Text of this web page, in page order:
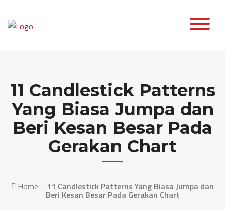
content
11 Candlestick Patterns
Yang Biasa Jumpa dan
Beri Kesan Besar Pada
Gerakan Chart
Home 11 Candlestick Patterns Yang Biasa Jumpa dan
Beri Kesan Besar Pada Gerakan Chart